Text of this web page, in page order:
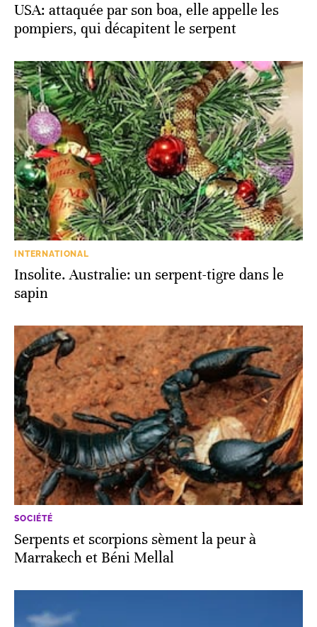
USA: attaquée par son boa, elle appelle les
pompiers, qui décapitent le serpent
INTERNATIONAL
Insolite. Australie: un serpent-tigre dans le
sapin
SOCIÉTÉ
Serpents et scorpions sèment la peur à
Marrakech et Béni Mellal